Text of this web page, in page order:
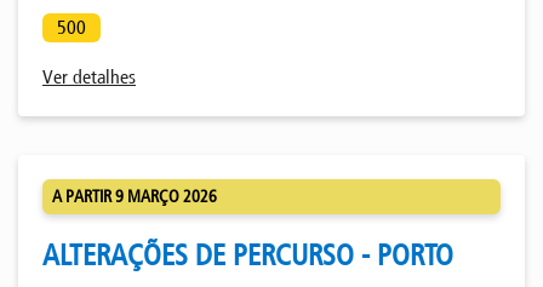
500
Ver detalhes
A PARTIR 9 MARÇO 2026
ALTERAÇÕES DE PERCURSO - PORTO